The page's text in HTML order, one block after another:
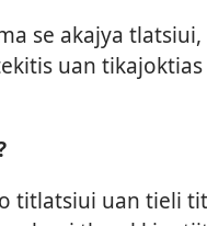
se akajya
uan
titlatsiui uan tieli